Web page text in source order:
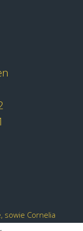
sowie Cornelia